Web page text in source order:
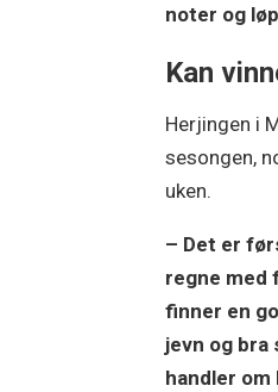
noter og
Kan
Herjingen i
sesongen,
uken.
– Det er
regne med
finner en
jevn og bra
handler